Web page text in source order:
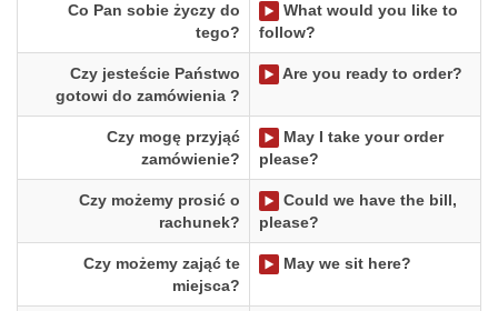
Co Pan sobie życzy do
tego?
What would you like to
follow?
Czy jesteście Państwo
gotowi do zamówienia ?
Are you ready to order?
Czy mogę przyjąć
zamówienie?
May I take your order
please?
Czy możemy prosić o
rachunek?
Could we have the bill,
please?
Czy możemy zająć te
miejsca?
May we sit here?